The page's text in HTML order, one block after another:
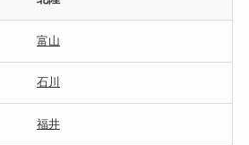
富山
石川
福井